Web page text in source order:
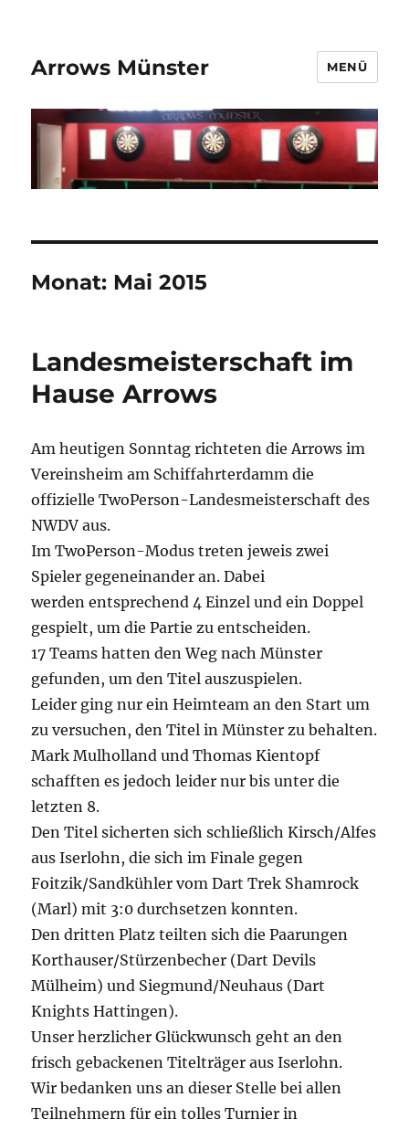
Arrows Münster MENÜ
Monat: Mai 2015
Landesmeisterschaft im
Hause Arrows
Am heutigen Sonntag richteten die Arrows im
Vereinsheim am Schiffahrterdamm die
offizielle TwoPerson-Landesmeisterschaft des
NWDV aus.
Im TwoPerson-Modus treten jeweis zwei
Spieler gegeneinander an. Dabei
werden entsprechend 4 Einzel und ein Doppel
gespielt, um die Partie zu entscheiden.
17 Teams hatten den Weg nach Münster
gefunden, um den Titel auszuspielen.
Leider ging nur ein Heimteam an den Start um
zu versuchen, den Titel in Münster zu behalten.
Mark Mulholland und Thomas Kientopf
schafften es jedoch leider nur bis unter die
letzten 8.
Den Titel sicherten sich schließlich Kirsch/Alfes
aus Iserlohn, die sich im Finale gegen
Foitzik/Sandkühler vom Dart Trek Shamrock
(Marl) mit 3:0 durchsetzen konnten.
Den dritten Platz teilten sich die Paarungen
Korthauser/Stürzenbecher (Dart Devils
Mülheim) und Siegmund/Neuhaus (Dart
Knights Hattingen).
Unser herzlicher Glückwunsch geht an den
frisch gebackenen Titelträger aus Iserlohn.
Wir bedanken uns an dieser Stelle bei allen
Teilnehmern für ein tolles Turnier in